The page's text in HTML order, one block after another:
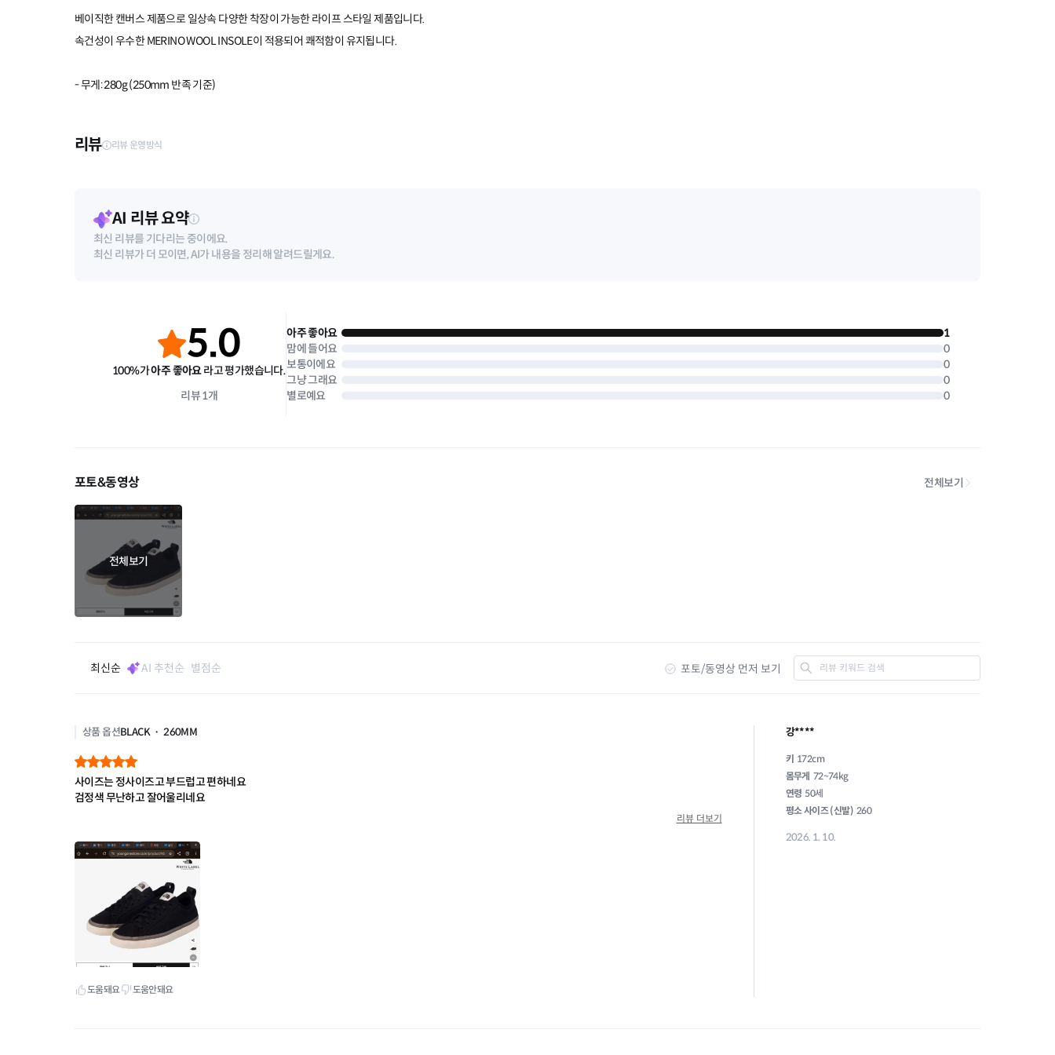
베이직한 캔버스 제품으로 일상속 다양한 착장이 가능한 라이프 스타일 제품입니다.
속건성이 우수한 MERINO WOOL INSOLE이 적용되어 쾌적함이 유지됩니다.
- 무게: 280g (250mm 반족 기준)